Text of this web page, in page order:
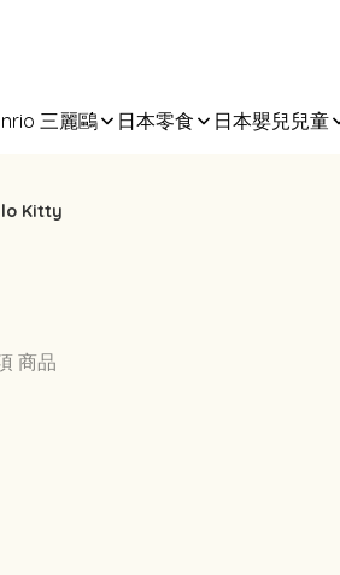
三麗鷗 日本零食 日本嬰兒兒童
Kitty
商品